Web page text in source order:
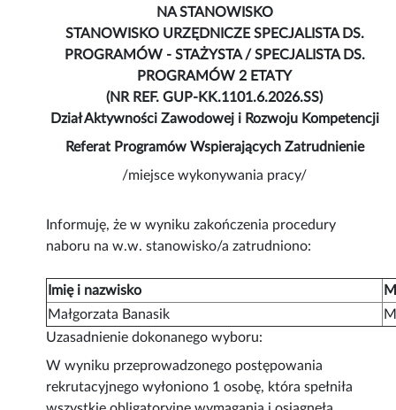
NA STANOWISKO
STANOWISKO URZĘDNICZE SPECJALISTA DS.
PROGRAMÓW - STAŻYSTA / SPECJALISTA DS.
PROGRAMÓW 2 ETATY
(NR REF. GUP-KK.1101.6.2026.SS)
Dział Aktywności Zawodowej i Rozwoju Kompetencji
Referat Programów Wspierających Zatrudnienie
/miejsce wykonywania pracy/
Informuję, że w wyniku zakończenia procedury
naboru na w.w. stanowisko/a zatrudniono:
Imię i nazwisko
Małgorzata Banasik
Uzasadnienie dokonanego wyboru:
W wyniku przeprowadzonego postępowania
rekrutacyjnego wyłoniono 1 osobę, która spełniła